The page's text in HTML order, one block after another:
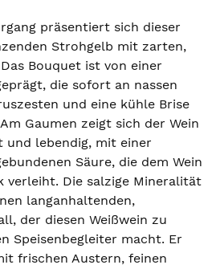
präsentiert sich dieser
Strohgelb mit zarten,
Bouquet ist von einer
die sofort an nassen
und eine kühle Brise
Gaumen zeigt sich der Wein
lebendig, mit einer
Säure, die dem Wein
verleiht. Die salzige Mineralität
langanhaltenden,
der diesen Weißwein zu
Speisenbegleiter macht. Er
frischen Austern, feinen